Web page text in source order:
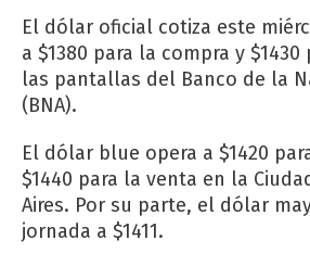
El dólar oficial cotiza este
a $1380 para la compra y
las pantallas del Banco de la
(BNA).
El dólar blue opera a $1420
$1440 para la venta en la
Aires. Por su parte, el dólar
jornada a $1411.